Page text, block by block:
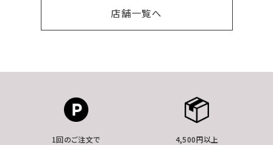
店舗一覧へ
1回のご注文で
4,500円以上